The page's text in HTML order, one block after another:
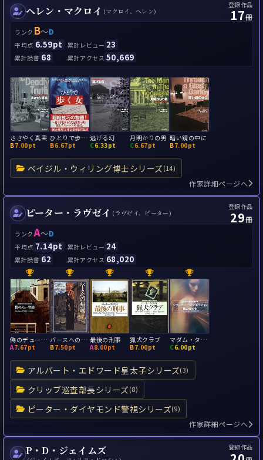
ヘレン・マクロイ (マクロイ、ヘレン)
登録作品
17冊
ランク B～D
平均点 6.59pt 累計レビュー 23
累計読書 68 累計アクセス 50,669
ベイジル・ウィリング博士シリーズ(14)
ささやく真実
B7.00pt
ひとりで歩く女
B6.67pt
逃げる幻
C6.33pt
月明かりの男
C6.67pt
暗い鏡の中に
B7.00pt
作家詳細ページへ
ピーター・ラヴゼイ (ラヴゼイ、ピーター)
登録作品
29冊
ランクA～D
平均点 7.14pt 累計レビュー 24
累計読書 62 累計アクセス 68,020
アルバート・エドワード皇太子シリーズ(3)
クリッブ巡査部長シリーズ(8)
ピーター・ダイヤモンド警視シリーズ(9)
偽のデュー警部
A7.67pt
バースへの帰還
B7.50pt
最後の刑事
A8.00pt
猟犬クラブ
B7.00pt
マダム・タッソーがお待ちかね
C6.00pt
作家詳細ページへ
P・D・ジェイムズ 登録作品